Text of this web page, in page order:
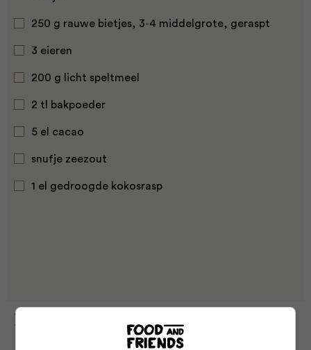
250 g rauwe bietjes, 3-4 middelgrote, geraspt
3 eieren
200 g licht speltmeel
2 tl bakpoeder
5 el cacao
snufje zeezout
1 el gedroogde kokosrasp
Bereiding